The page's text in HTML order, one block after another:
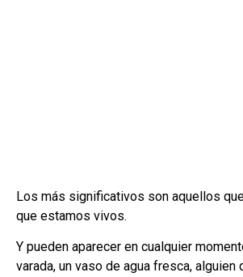
Los más significativos son aquellos
que estamos vivos.
Y pueden aparecer en cualquier
varada, un vaso de agua fresca, alguien